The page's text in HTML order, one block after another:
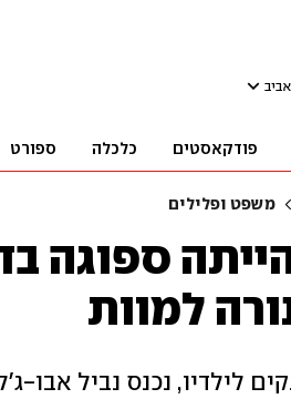
פודקאסטים כלכלה ספורט
משפט ופלילים
ספוגה
למוות
לילדיו, נכנס נביל אבו-